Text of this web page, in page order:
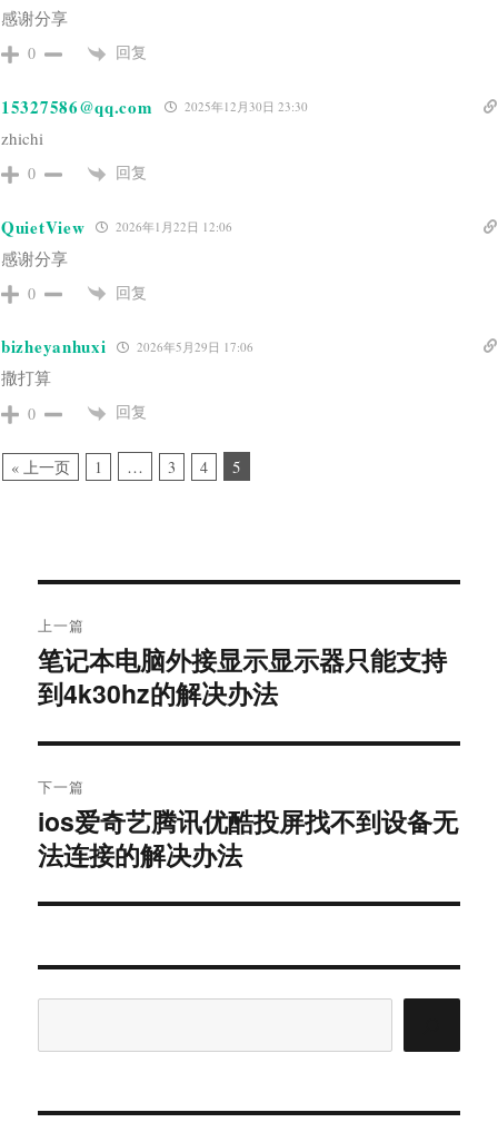
感谢分享
0 回复
15327586@qq.com 2025年12月30日 23:30
zhichi
0 回复
QuietView 2026年1月22日 12:06
感谢分享
0 回复
bizheyanhuxi 2026年5月29日 17:06
撒打算
0 回复
« 上一页 1 … 3 4 5
章
导
航
上一篇
上
篇
章：
笔记本电脑外接显示显示器只能支持
到4k30hz的解决办法
下一篇
下
篇
章：
ios爱奇艺腾讯优酷投屏找不到设备无
法连接的解决办法